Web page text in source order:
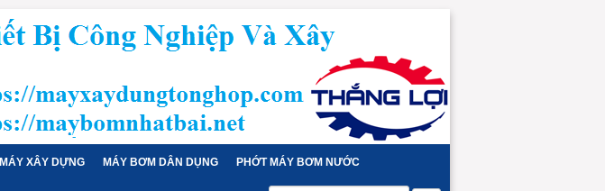
MÁY XÂY DỰNG MÁY BƠM DÂN DỤNG PHỚT MÁY BƠM NƯỚC